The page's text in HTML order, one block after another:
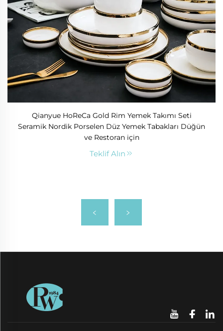
Qianyue HoReCa Gold Rim Yemek Takımı Seti
Seramik Nordik Porselen Düz Yemek Tabakları Düğün
ve Restoran için
Teklif Alın